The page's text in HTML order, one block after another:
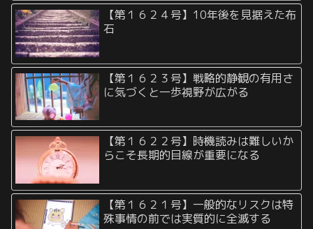
【第１６２４号】10年後を見据えた布
石
【第１６２３号】戦略的静観の有用さ
に気づくと一歩視野が広がる
【第１６２２号】時機読みは難しいか
らこそ長期的目線が重要になる
【第１６２１号】一般的なリスクは特
殊事情の前では実質的に全滅する